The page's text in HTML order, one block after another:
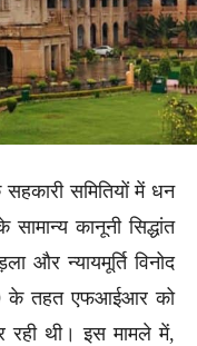
सहकारी समितियों में धन
कानूनी सिद्धांत
और न्यायमूर्ति विनोद
के तहत एफआईआर को
रही थी। इस मामले में,